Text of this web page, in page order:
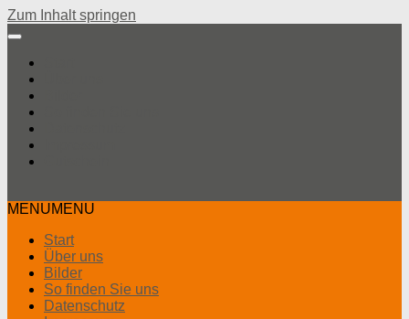
Zum Inhalt springen
MENUMENU
Start
Über uns
Bilder
So finden Sie uns
Datenschutz